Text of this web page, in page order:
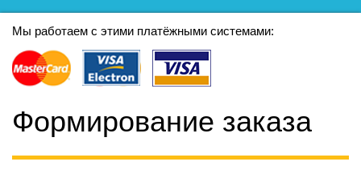
Мы работаем с этими платёжными системами:
Формирование заказа